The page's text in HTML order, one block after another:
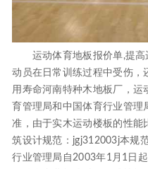
运动体育地板报价单,提高
动员在日常训练过程中受伤，
用寿命河南特种木地板厂，运
育管理局和中国体育行业管
准，由于实木运动楼板的性能
筑设计规范：jgj312003j本规
行业管理局自2003年1月1日